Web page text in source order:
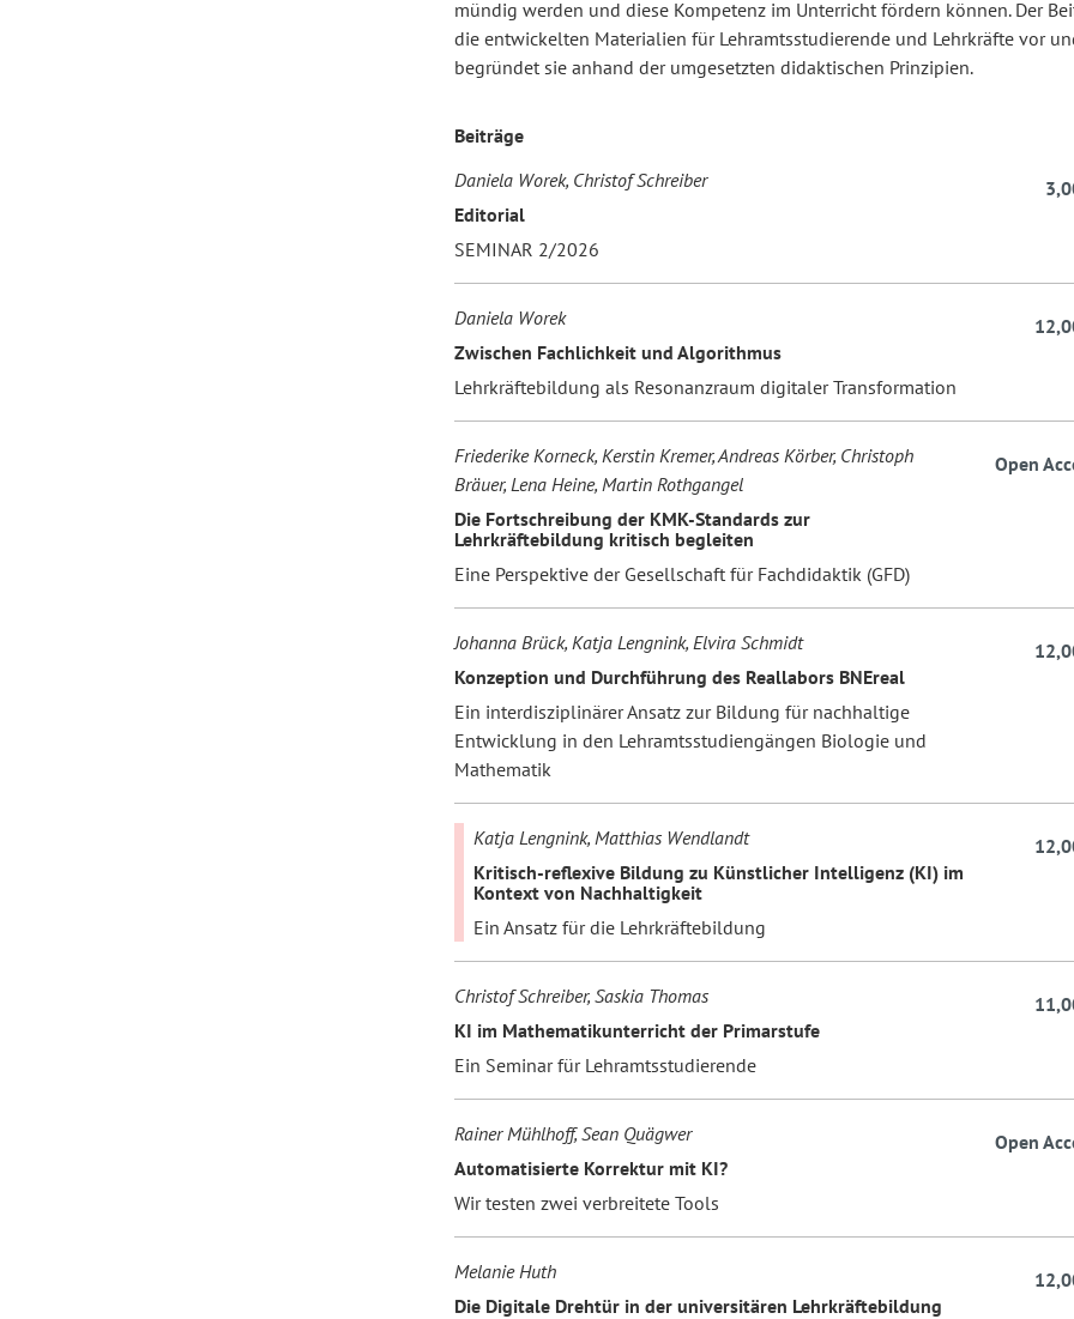
mündig werden und diese Kompetenz im Unterricht fördern können. Der
die entwickelten Materialien für Lehramtsstudierende und Lehrkräfte vor
begründet sie anhand der umgesetzten didaktischen Prinzipien.
Beiträge
Daniela Worek, Christof Schreiber
Editorial
SEMINAR 2/2026
Daniela Worek
Zwischen Fachlichkeit und Algorithmus
Lehrkräftebildung als Resonanzraum digitaler Transformation
Friederike Korneck, Kerstin Kremer, Andreas Körber, Christoph
Bräuer, Lena Heine, Martin Rothgangel
Die Fortschreibung der KMK-Standards zur
Lehrkräftebildung kritisch begleiten
Eine Perspektive der Gesellschaft für Fachdidaktik (GFD)
Open
Johanna Brück, Katja Lengnink, Elvira Schmidt
Konzeption und Durchführung des Reallabors BNEreal
Ein interdisziplinärer Ansatz zur Bildung für nachhaltige
Entwicklung in den Lehramtsstudiengängen Biologie und
Mathematik
Katja Lengnink, Matthias Wendlandt
Kritisch-reflexive Bildung zu Künstlicher Intelligenz (KI) im
Kontext von Nachhaltigkeit
Ein Ansatz für die Lehrkräftebildung
Christof Schreiber, Saskia Thomas
KI im Mathematikunterricht der Primarstufe
Ein Seminar für Lehramtsstudierende
Rainer Mühlhoff, Sean Quägwer
Automatisierte Korrektur mit KI?
Wir testen zwei verbreitete Tools
Open
Melanie Huth
Die Digitale Drehtür in der universitären Lehrkräftebildung